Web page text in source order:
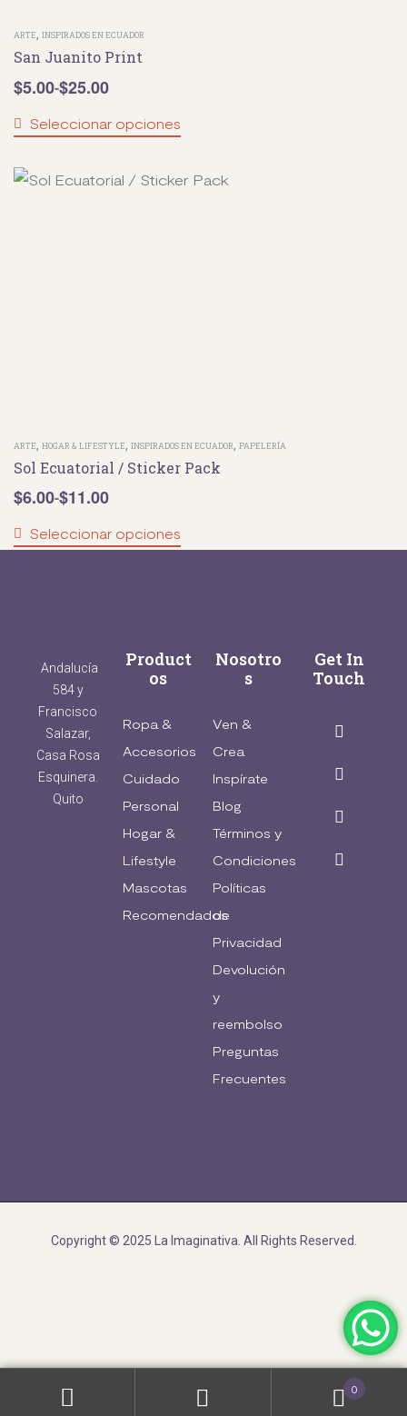
ARTE, INSPIRADOS EN ECUADOR
San Juanito Print
$5.00-$25.00
Seleccionar opciones
ARTE HOGAR & LIFESTYLE INSPIRADOS EN ECUADOR PAPELERÍA
Sol Ecuatorial / Sticker Pack
$6.00-$11.00
Seleccionar opciones
Andalucía
584 y
Francisco
Salazar,
Casa Rosa
Esquinera.
Quito
Product
os
Ropa &
Accesorios
Cuidado
Personal
Hogar &
Lifestyle
Mascotas
Recomendados
Nosotro
s
Ven &
Crea
Inspírate
Blog
Términos y
Condiciones
Políticas
de
Privacidad
Devolución
y
reembolso
Preguntas
Frecuentes
Get In
Touch
Copyright © 2025 La Imaginativa. All Rights Reserved.
0